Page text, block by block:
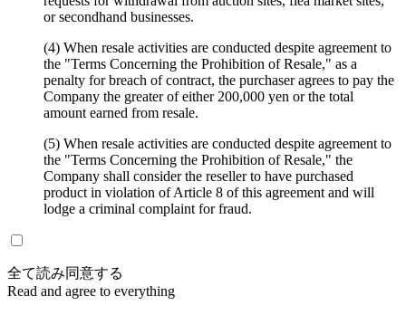
or secondhand businesses.
(4) When resale activities are conducted despite agreement to
the "Terms Concerning the Prohibition of Resale," as a
penalty for breach of contract, the purchaser agrees to pay the
Company the greater of either 200,000 yen or the total
amount earned from resale.
(5) When resale activities are conducted despite agreement to
the "Terms Concerning the Prohibition of Resale," the
Company shall consider the reseller to have purchased
product in violation of Article 8 of this agreement and will
lodge a criminal complaint for fraud.
全て読み同意する
Read and agree to everything